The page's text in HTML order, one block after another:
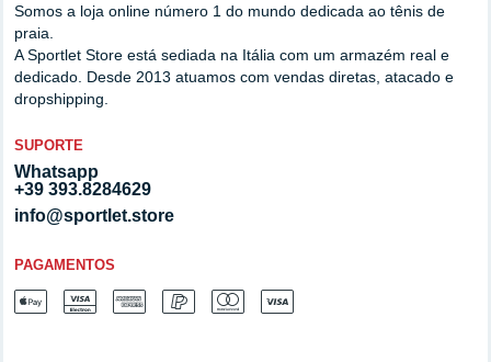
Somos a loja online número 1 do mundo dedicada ao tênis de
praia.
A Sportlet Store está sediada na Itália com um armazém real e
dedicado. Desde 2013 atuamos com vendas diretas, atacado e
dropshipping.
SUPORTE
Whatsapp
+39 393.8284629
info@sportlet.store
PAGAMENTOS